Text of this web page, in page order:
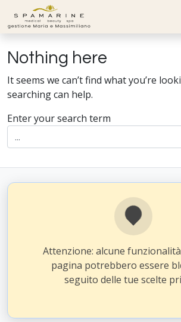
Skip to content
Nothing here
It seems we can’t find what you’re
searching can help.
Enter your search term
Attenzione: alcune
pagina potrebbero essere
seguito delle tue scelte